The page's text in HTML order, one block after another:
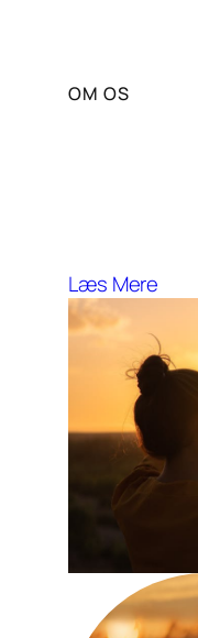
OM OS
Læs Mere